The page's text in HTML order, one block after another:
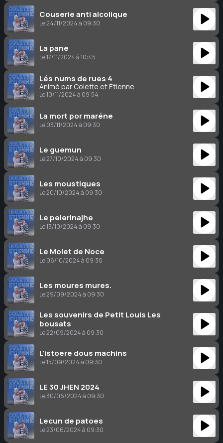
Couserie anti alcolique
Le 24/11/2024 à 09:30
La pane
Le 17/11/2024 à 10:45
Lés nums de rues 4
Animé par Colette et Étienne
Le 10/11/2024 à 09:54
La mort por maréne
Le 03/11/2024 à 09:30
Le guemun
Le 27/10/2024 à 09:30
Les moustiques
Le 20/10/2024 à 09:30
Le pelerinajhe
Le 13/10/2024 à 09:30
Le Molet de Noce
Le 06/10/2024 à 09:30
Les moures mures.
Le 29/09/2024 à 09:30
Les souvenirs de Petit Louis Les
bousats
Le 22/09/2024 à 09:30
L’istoere dous machins
Le 15/09/2024 à 09:30
LE 30 JHEN 2024
Le 30/06/2024 à 09:30
Lecun de patoes
Le 23/06/2024 à 09:30